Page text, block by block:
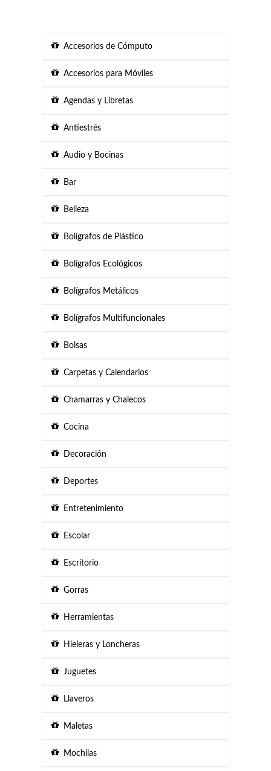
Accesorios de Cómputo
Accesorios para Móviles
Agendas y Libretas
Antiestrés
Audio y Bocinas
Bar
Belleza
Bolígrafos de Plástico
Bolígrafos Ecológicos
Bolígrafos Metálicos
Bolígrafos Multifuncionales
Bolsas
Carpetas y Calendarios
Chamarras y Chalecos
Cocina
Decoración
Deportes
Entretenimiento
Escolar
Escritorio
Gorras
Herramientas
Hieleras y Loncheras
Juguetes
Llaveros
Maletas
Mochilas